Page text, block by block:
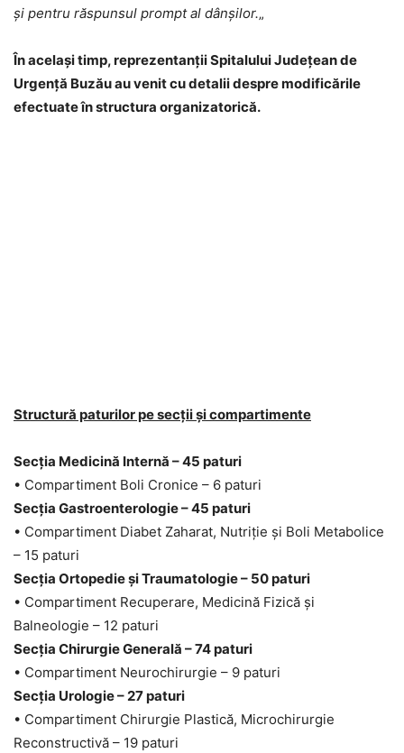
și pentru răspunsul prompt al dânșilor.„
În același timp, reprezentanții Spitalului Județean de
Urgență Buzău au venit cu detalii despre modificările
efectuate în structura organizatorică.
Structură paturilor pe secții și compartimente
Secția Medicină Internă – 45 paturi
• Compartiment Boli Cronice – 6 paturi
Secția Gastroenterologie – 45 paturi
• Compartiment Diabet Zaharat, Nutriție și Boli Metabolice
– 15 paturi
Secția Ortopedie și Traumatologie – 50 paturi
• Compartiment Recuperare, Medicină Fizică și
Balneologie – 12 paturi
Secția Chirurgie Generală – 74 paturi
• Compartiment Neurochirurgie – 9 paturi
Secția Urologie – 27 paturi
• Compartiment Chirurgie Plastică, Microchirurgie
Reconstructivă – 19 paturi